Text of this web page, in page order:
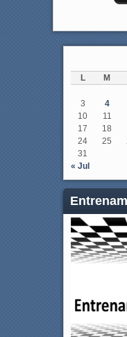
L M
3
4
10
11
17
18
24
25
31
« Jul